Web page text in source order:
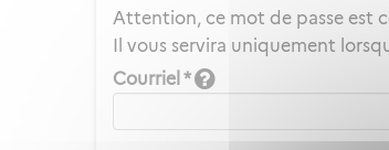
Attention, ce mot de passe est
Il vous servira uniquement
Courriel *